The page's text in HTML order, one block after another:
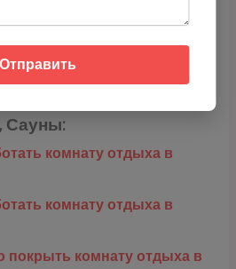
qc
QR-код для перевода USDT.
Сауны:
комнату отдыха в
комнату отдыха в
покрыть комнату отдыха в
Отправить